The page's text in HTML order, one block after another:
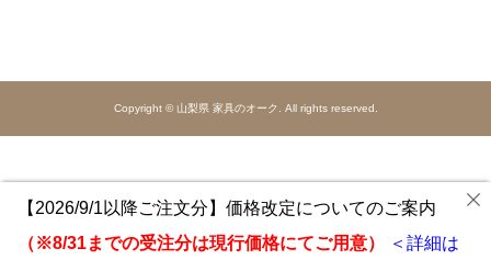
Copyright © 山梨県 家具のオーク. All rights reserved.
【2026/9/1以降ご注文分】価格改定についてのご案内
（※8/31までの受注分は現行価格にてご用意）
＜詳細は